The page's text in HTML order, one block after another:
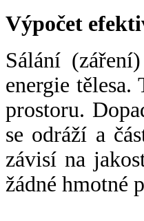
Výpočet
Sálání
energie
prostoru.
se odráží a
závisí na
žádné hmotné